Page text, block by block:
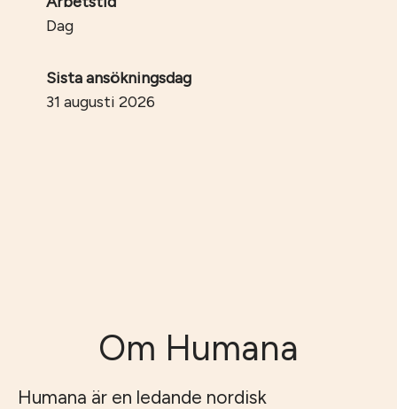
Dag
Sista ansökningsdag
31 augusti 2026
Om Humana
Humana är en ledande nordisk